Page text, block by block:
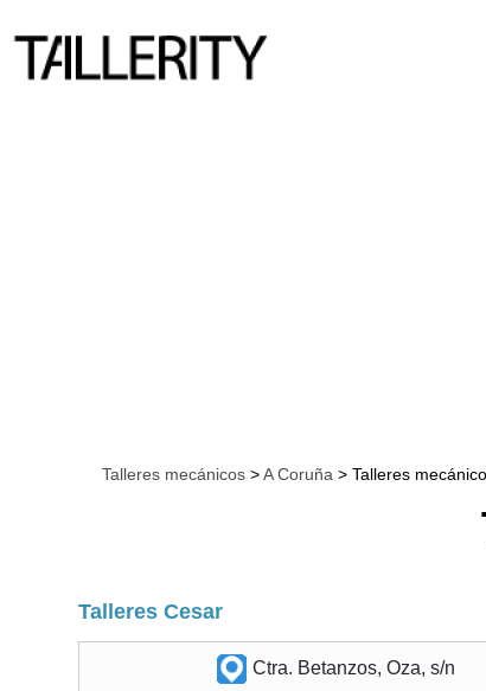
Talleres mecánicos >A Coruña > Talleres
Talleres Cesar
Ctra. Betanzos, Oza, s/n